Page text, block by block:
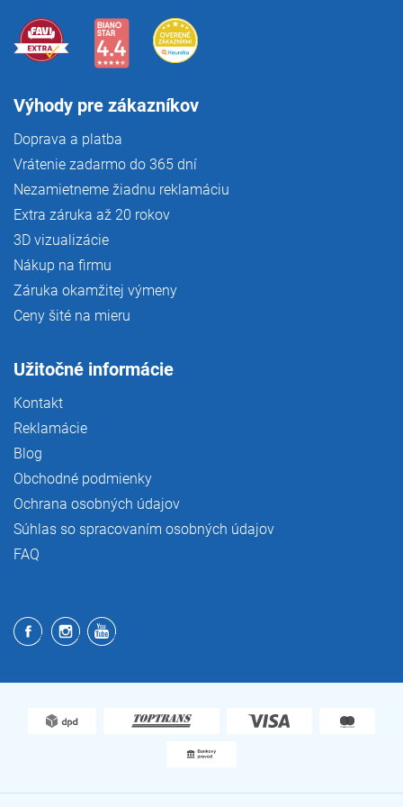
Výhody pre zákazníkov
Doprava a platba
Vrátenie zadarmo do 365 dní
Nezamietneme žiadnu reklamáciu
Extra záruka až 20 rokov
3D vizualizácie
Nákup na firmu
Záruka okamžitej výmeny
Ceny šité na mieru
Užitočné informácie
Kontakt
Reklamácie
Blog
Obchodné podmienky
Ochrana osobných údajov
Súhlas so spracovaním osobných údajov
FAQ